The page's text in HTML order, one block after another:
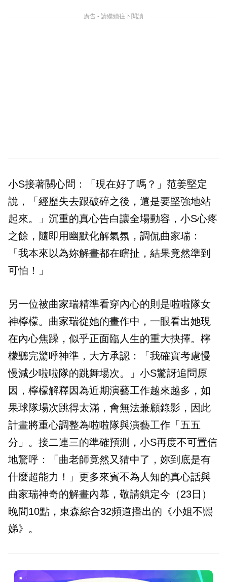
廣告 - 請繼續往下閱讀
小S接著關心問：「現在好了嗎？」范姜堅定
說，「經歷失去跟破碎之後，還是要堅強地站
起來。」沉重的真心告白讓全場動容，小S心疼
之餘，隨即用幽默化解氣氛，調侃曲家瑞：
「我本來以為妳解畫都在瞎扯，結果竟然準到
可怕！」
另一位被曲家瑞精準看穿內心的則是啦啦隊女
神檸檬。曲家瑞從她的畫作中，一眼看出她現
在內心焦躁，似乎正面臨人生的重大抉擇。檸
檬聽完驚呼神準，大方承認：「我確實考慮慢
慢減少啦啦隊的跳舞場次。」小S驚訝追問原
因，檸檬解釋因為近期演藝工作越來越多，如
果球隊場次跳得太滿，會無法兼顧錄影，因此
計畫將重心調整為啦啦隊與演藝工作「五五
分」。接二連三的準確預測，小S再度不可置信
地驚呼：「曲老師竟然又猜中了，妳到底是有
什麼超能力！」更多來賓不為人知的真心話與
曲家瑞神奇的解畫內幕，敬請鎖定今（23日）
晚間10點，東森綜合32頻道播出的《小姐不熙
娣》。